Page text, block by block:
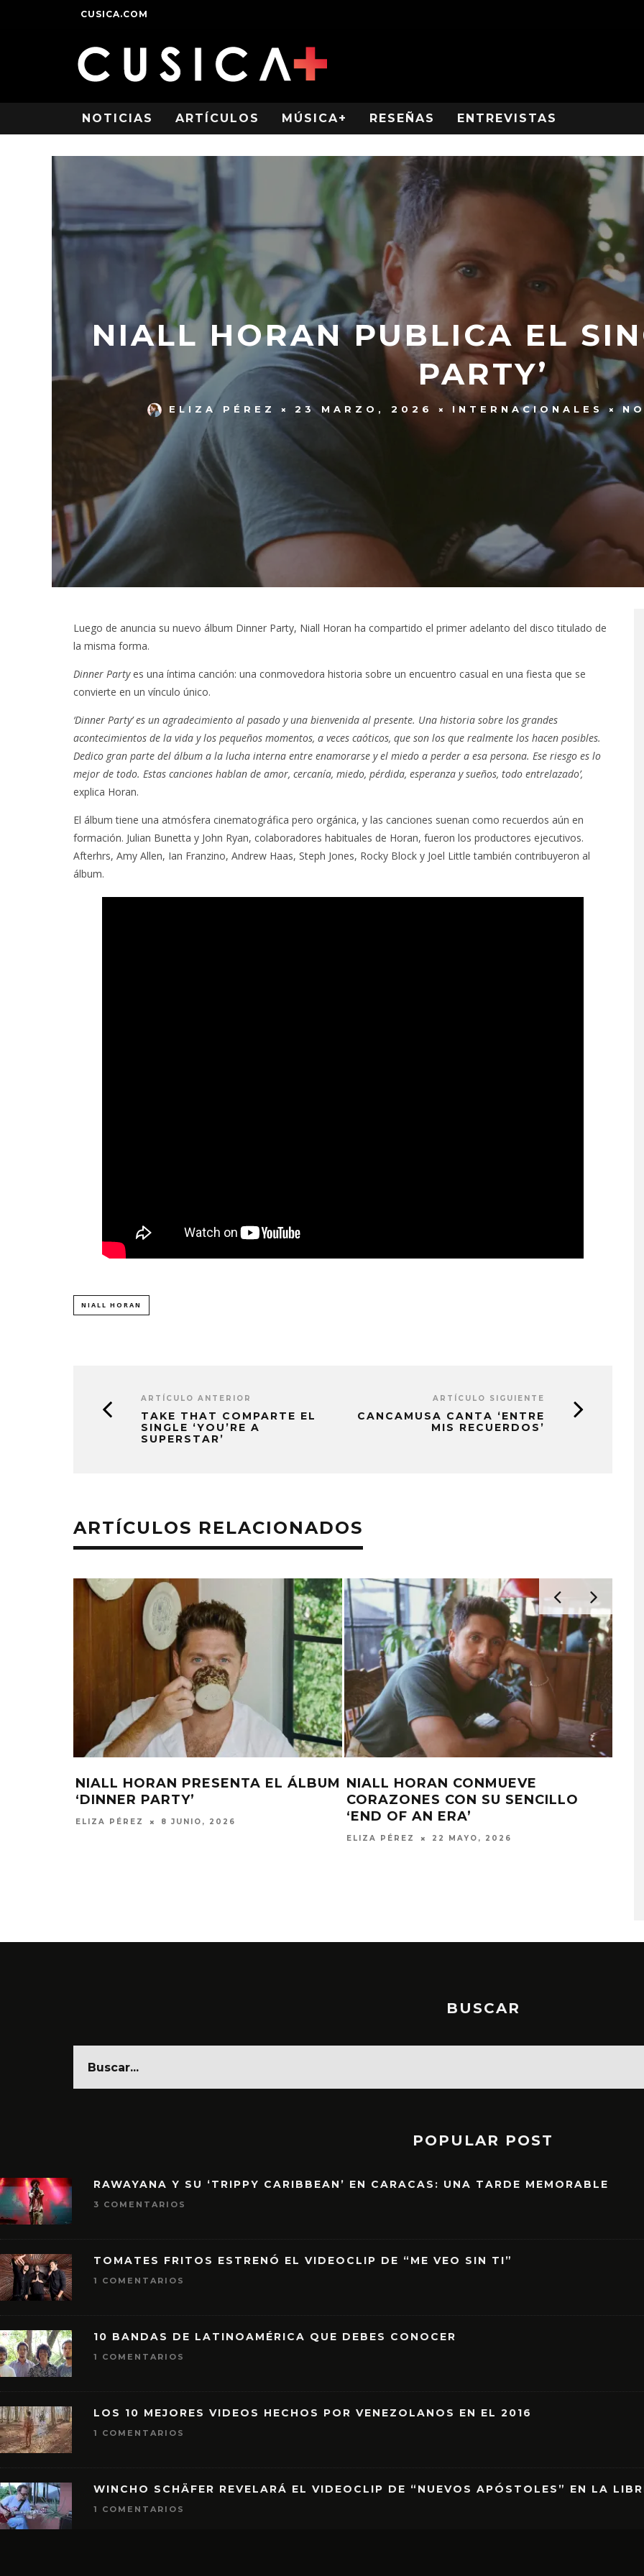
CUSICA.COM
NOTICIAS ARTÍCULOS MÚSICA+ RESEÑAS ENTREVISTAS
NIALL HORAN PUBLICA EL
PARTY’
ELIZA PÉREZ 23 MARZO, 2026 INTERNACIONALES
Luego de anuncia su nuevo álbum Dinner Party, Niall Horan ha compartido el primer adelanto del disco titulado de
la misma forma.
Dinner Partyes una íntima canción: una conmovedora historia sobre un encuentro casual en una fiesta que se
convierte en un vínculo único.
‘Dinner Party’ es un agradecimiento al pasado y una bienvenida al presente. Una historia sobre los grandes
acontecimientos de la vida y los pequeños momentos, a veces caóticos, que son los que realmente los hacen posibles.
Dedico gran parte del álbum a la lucha interna entre enamorarse y el miedo a perder a esa persona. Ese riesgo es lo
mejor de todo. Estas canciones hablan de amor, cercanía, miedo, pérdida, esperanza y sueños, todo entrelazado’,
explica Horan.
El álbum tiene una atmósfera cinematográfica pero orgánica, y las canciones suenan como recuerdos aún en
formación. Julian Bunetta y John Ryan, colaboradores habituales de Horan, fueron los productores ejecutivos.
Afterhrs, Amy Allen, Ian Franzino, Andrew Haas, Steph Jones, Rocky Block y Joel Little también contribuyeron al
álbum.
NIALL HORAN
ARTÍCULO ANTERIOR
TAKE THAT COMPARTE EL
SINGLE ‘YOU’RE A
SUPERSTAR’
ARTÍCULO SIGUIENTE
CANCAMUSA CANTA ‘ENTRE
MIS RECUERDOS’
ARTÍCULOS RELACIONADOS
NIALL HORAN PRESENTA EL ÁLBUM
‘DINNER PARTY’
ELIZA PÉREZ 8 JUNIO, 2026
NIALL HORAN CONMUEVE
CORAZONES CON SU SENCILLO
‘END OF AN ERA’
ELIZA PÉREZ 22 MAYO, 2026
MONET IN BLUE EXPLORA
BUSCAR
POPULAR POST
RAWAYANA Y SU ‘TRIPPY CARIBBEAN’ EN CARACAS: UNA TARDE MEMORABLE
3 COMENTARIOS
TOMATES FRITOS ESTRENÓ EL VIDEOCLIP DE “ME VEO SIN TI”
1 COMENTARIOS
10 BANDAS DE LATINOAMÉRICA QUE DEBES CONOCER
1 COMENTARIOS
LOS 10 MEJORES VIDEOS HECHOS POR VENEZOLANOS EN EL 2016
1 COMENTARIOS
WINCHO SCHÄFER REVELARÁ EL VIDEOCLIP DE “NUEVOS APÓSTOLES” EN LA
1 COMENTARIOS